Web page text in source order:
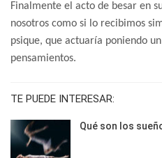
Finalmente el acto de besar en
nosotros como si lo recibimos
psique, que actuaría poniendo
pensamientos.
TE PUEDE INTERESAR:
Qué son los